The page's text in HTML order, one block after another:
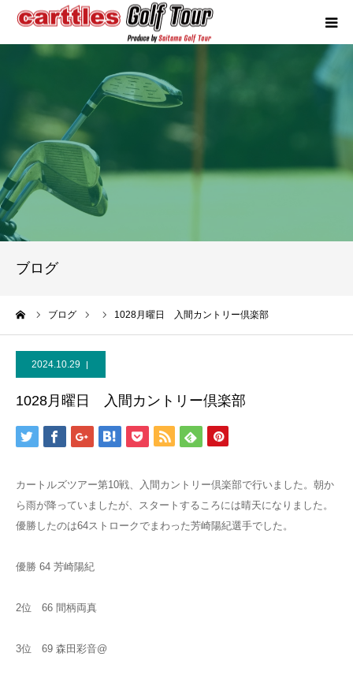
ブログ
ブログ 1028月曜日 入間カントリー倶楽部
2024.10.29
1028月曜日 入間カントリー倶楽部
カートルズツアー第10戦、入間カントリー倶楽部で行いました。朝か
ら雨が降っていましたが、スタートするころには晴天になりました。
優勝したのは64ストロークでまわった芳崎陽紀選手でした。
優勝 64 芳崎陽紀
2位 66 間柄両真
3位 69 森田彩音@
競技概要
年間スケジュール
試合報告